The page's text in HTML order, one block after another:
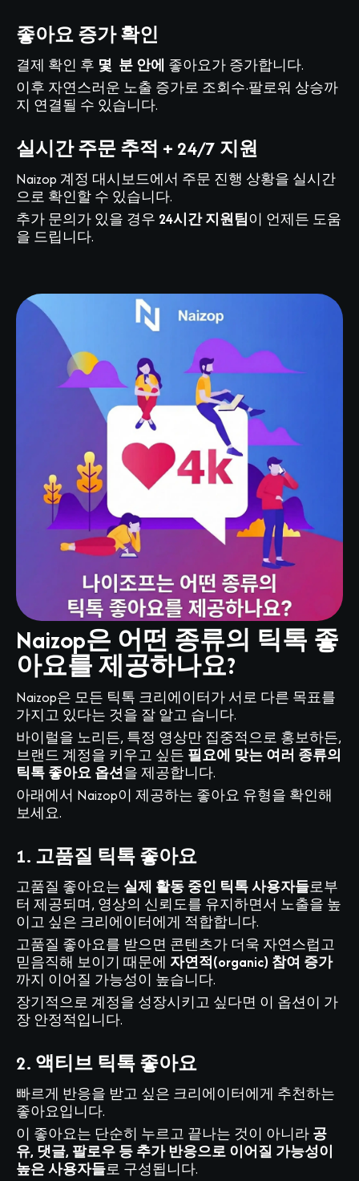
좋아요 증가 확인
결제 확인 후 몇 분 안에 좋아요가 증가합니다.
이후 자연스러운 노출 증가로 조회수·팔로워 상승까
지 연결될 수 있습니다.
실시간 주문 추적 + 24/7 지원
Naizop 계정 대시보드에서 주문 진행 상황을 실시간
으로 확인할 수 있습니다.
추가 문의가 있을 경우 24시간 지원팀이 언제든 도움
을 드립니다.
Naizop은 어떤 종류의 틱톡 좋
아요를 제공하나요?
Naizop은 모든 틱톡 크리에이터가 서로 다른 목표를
가지고 있다는 것을 잘 알고 습니다.
바이럴을 노리든, 특정 영상만 집중적으로 홍보하든,
브랜드 계정을 키우고 싶든 필요에 맞는 여러 종류의
틱톡 좋아요 옵션을 제공합니다.
아래에서 Naizop이 제공하는 좋아요 유형을 확인해
보세요.
1. 고품질 틱톡 좋아요
고품질 좋아요는 실제 활동 중인 틱톡 사용자들로부
터 제공되며, 영상의 신뢰도를 유지하면서 노출을 높
이고 싶은 크리에이터에게 적합합니다.
고품질 좋아요를 받으면 콘텐츠가 더욱 자연스럽고
믿음직해 보이기 때문에 자연적(organic) 참여 증가
까지 이어질 가능성이 높습니다.
장기적으로 계정을 성장시키고 싶다면 이 옵션이 가
장 안정적입니다.
2. 액티브 틱톡 좋아요
빠르게 반응을 받고 싶은 크리에이터에게 추천하는
좋아요입니다.
이 좋아요는 단순히 누르고 끝나는 것이 아니라 공
유, 댓글, 팔로우 등 추가 반응으로 이어질 가능성이
높은 사용자들로 구성됩니다.